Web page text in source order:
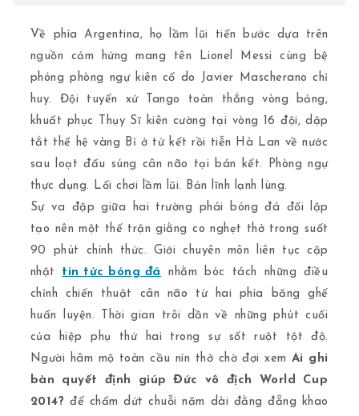
Về phía Argentina, họ lầm lũi tiến bước dựa trên
nguồn cảm hứng mang tên Lionel Messi cùng bệ
phóng phòng ngự kiên cố do Javier Mascherano chỉ
huy. Đội tuyển xứ Tango toàn thắng vòng bảng,
khuất phục Thụy Sĩ kiên cường tại vòng 16 đội, dập
tắt thế hệ vàng Bỉ ở tứ kết rồi tiễn Hà Lan về nước
sau loạt đấu súng cân não tại bán kết. Phòng ngự
thực dụng. Lối chơi lầm lũi. Bản lĩnh lạnh lùng.
Sự va đập giữa hai trường phái bóng đá đối lập
tạo nên một thế trận giằng co nghẹt thở trong suốt
90 phút chính thức. Giới chuyên môn liên tục cập
nhật tin tức bóng đá
nhằm bóc tách những điều
chỉnh chiến thuật cân não từ hai phía băng ghế
huấn luyện. Thời gian trôi dần về những phút cuối
của hiệp phụ thứ hai trong sự sốt ruột tột độ.
Người hâm mộ toàn cầu nín thở chờ đợi xem Ai ghi
bàn quyết định giúp Đức vô địch World Cup
2014? để chấm dứt chuỗi năm dài đằng đẵng khao